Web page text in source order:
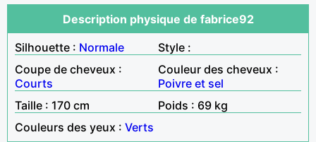
Description physique de fabrice92
Silhouette : Normale
Style :
Coupe de cheveux :
Courts
Couleur des cheveux :
Poivre et sel
Taille : 170 cm
Poids : 69 kg
Couleurs des yeux : Verts